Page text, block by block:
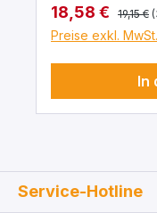
Verkaufspreis:
18,58 € 19,15 €
Preise exkl.
In
Service-Hotline